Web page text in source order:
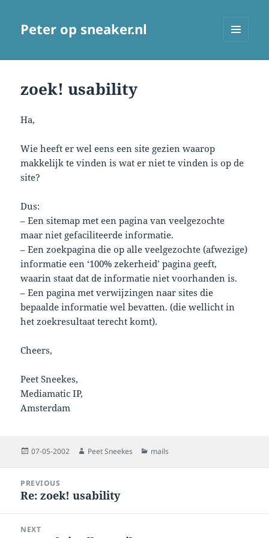
Peter op sneaker.nl
zoek! usability
Ha,
Wie heeft er wel eens een site gezien waarop
makkelijk te vinden is wat er niet te vinden is op de
site?
Dus:
– Een sitemap met een pagina van veelgezochte
maar niet gefaciliteerde informatie.
– Een zoekpagina die op alle veelgezochte (afwezige)
informatie een ‘100% zekerheid’ pagina geeft,
waarin staat dat de informatie niet voorhanden is.
– Een pagina met verwijzingen naar sites die
bepaalde informatie wel bevatten. (die wellicht in
het zoekresultaat terecht komt).
Cheers,
Peet Sneekes,
Mediamatic IP,
Amsterdam
Posted
07-05-2002 Author
Peet Sneekes Categories
mails
navigation
PREVIOUS
Previous
Re: zoek! usability
NEXT